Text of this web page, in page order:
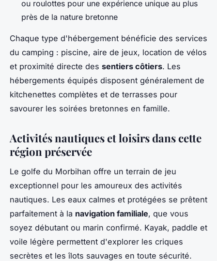
ou roulottes pour une expérience unique au plus
près de la nature bretonne
Chaque type d'hébergement bénéficie des services
du camping : piscine, aire de jeux, location de vélos
et proximité directe des sentiers côtiers. Les
hébergements équipés disposent généralement de
kitchenettes complètes et de terrasses pour
savourer les soirées bretonnes en famille.
Activités nautiques et loisirs dans cette
région préservée
Le golfe du Morbihan offre un terrain de jeu
exceptionnel pour les amoureux des activités
nautiques. Les eaux calmes et protégées se prêtent
parfaitement à la navigation familiale, que vous
soyez débutant ou marin confirmé. Kayak, paddle et
voile légère permettent d'explorer les criques
secrètes et les îlots sauvages en toute sécurité.